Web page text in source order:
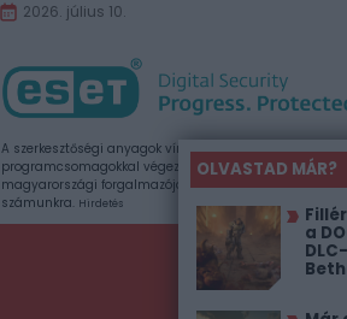
OLVASTAD MÁR?
a
2026. július 10.
A szerkesztőségi anyagok vírusellenőrzését az ESET
programcsomagokkal végezzük, amelyet a szoftver
magyarországi forgalmazója, a Sicontact Kft. biztosít
számunkra. Hirdetés